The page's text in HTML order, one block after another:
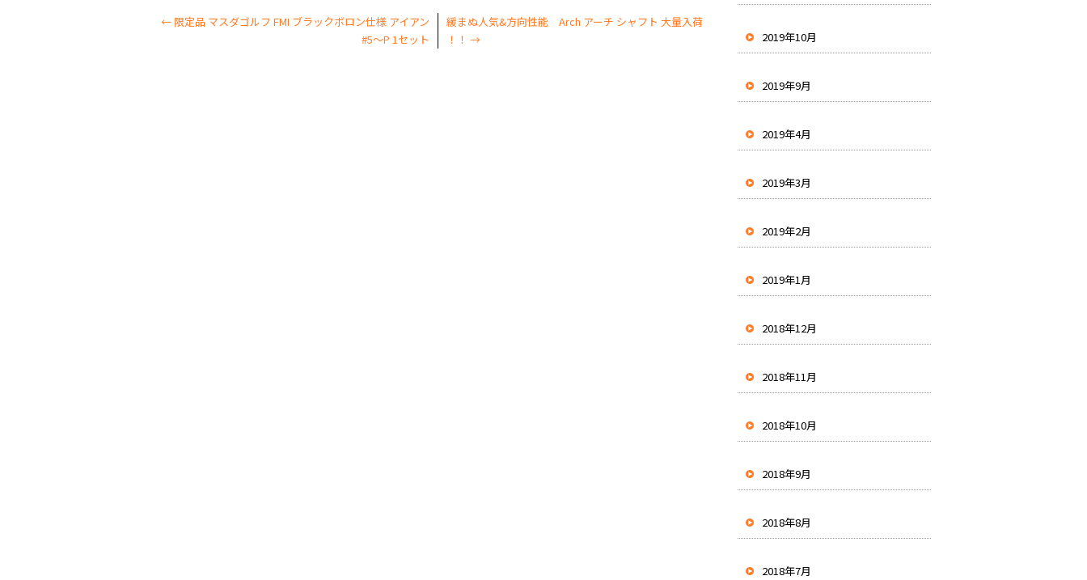
← 限定品 マスダゴルフ FMI ブラックボロン仕様 アイアン
#5～P 1セット
緩まぬ人気&方向性能 Arch アーチ シャフト 大量入荷
！！ → 2019年10月
2019年9月
2019年4月
2019年3月
2019年2月
2019年1月
2018年12月
2018年11月
2018年10月
2018年9月
2018年8月
2018年7月